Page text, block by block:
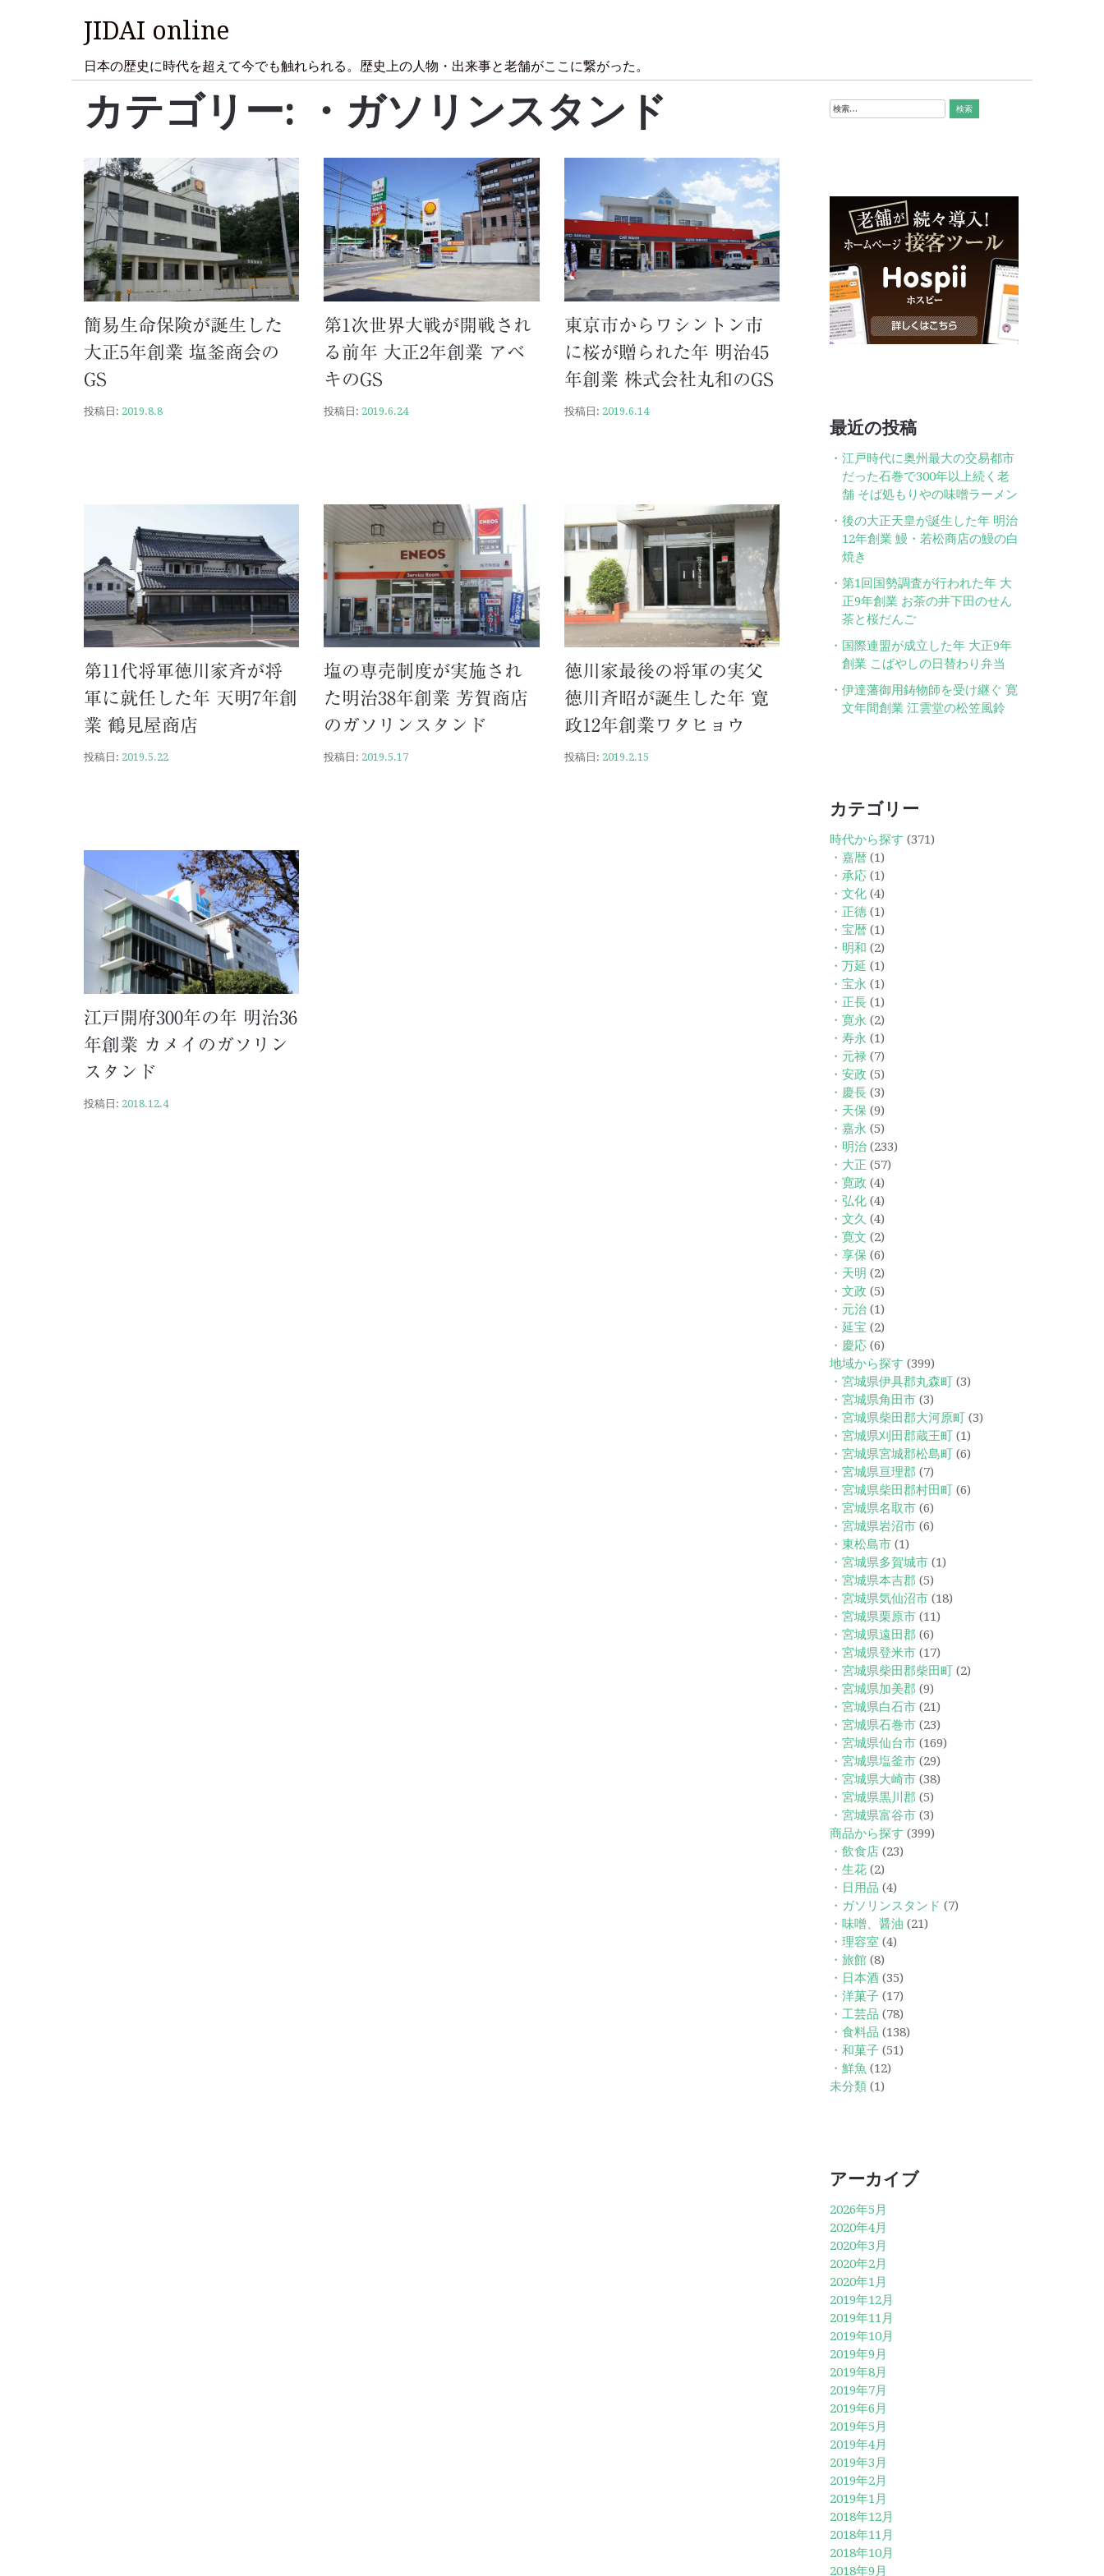
JIDAI online
日本の歴史に時代を超えて今でも触れられる。歴史上の人物・出来事と老舗がここに繋がった。
カテゴリー: ・ガソリンスタンド
簡易生命保険が誕生した
大正5年創業 塩釜商会の
GS
投稿日: 2019.8.8
第1次世界大戦が開戦され
る前年 大正2年創業 アベ
キのGS
投稿日: 2019.6.24
東京市からワシントン市
に桜が贈られた年 明治45
年創業 株式会社丸和のGS
投稿日: 2019.6.14
第11代将軍徳川家斉が将
軍に就任した年 天明7年創
業 鶴見屋商店
投稿日: 2019.5.22
塩の専売制度が実施され
た明治38年創業 芳賀商店
のガソリンスタンド
投稿日: 2019.5.17
徳川家最後の将軍の実父
徳川斉昭が誕生した年 寛
政12年創業ワタヒョウ
投稿日: 2019.2.15
江戸開府300年の年 明治36
年創業 カメイのガソリン
スタンド
投稿日: 2018.12.4
検
最近の投稿
江戸時代に奥州最大の交易都市
だった石巻で300年以上続く老
舗 そば処もりやの味噌ラーメン
後の大正天皇が誕生した年 明治
12年創業 鰻・若松商店の鰻の白
焼き
第1回国勢調査が行われた年 大
正9年創業 お茶の井下田のせん
茶と桜だんご
国際連盟が成立した年 大正9年
創業 こばやしの日替わり弁当
伊達藩御用鋳物師を受け継ぐ 寛
文年間創業 江雲堂の松笠風鈴
カテゴリー
時代から探す (371)
・嘉暦(1)
・承応(1)
・文化(4)
・正徳(1)
・宝暦(1)
・明和 (2)
・万延 (1)
・宝永 (1)
・正長(1)
・寛永 (2)
・寿永 (1)
・元禄(7)
・安政 (5)
・慶長(3)
・天保 (9)
・嘉永 (5)
・明治(233)
・大正 (57)
・寛政 (4)
・弘化(4)
・文久 (4)
・寛文 (2)
・享保 (6)
・天明 (2)
・文政 (5)
・元治(1)
・延宝 (2)
・慶応(6)
地域から探す (399)
・宮城県伊具郡丸森町(3)
・宮城県角田市(3)
・宮城県柴田郡大河原町(3)
・宮城県刈田郡蔵王町(1)
・宮城県宮城郡松島町(6)
・宮城県亘理郡 (7)
・宮城県柴田郡村田町(6)
・宮城県名取市(6)
・宮城県岩沼市(6)
・東松島市(1)
・宮城県多賀城市(1)
・宮城県本吉郡 (5)
・宮城県気仙沼市(18)
・宮城県栗原市(11)
・宮城県遠田郡 (6)
・宮城県登米市(17)
・宮城県柴田郡柴田町(2)
・宮城県加美郡 (9)
・宮城県白石市(21)
・宮城県石巻市(23)
・宮城県仙台市(169)
・宮城県塩釜市(29)
・宮城県大崎市(38)
・宮城県黒川郡 (5)
・宮城県富谷市(3)
商品から探す (399)
・飲食店(23)
・生花(2)
・日用品 (4)
・ガソリンスタンド (7)
・味噌、醤油 (21)
・理容室 (4)
・旅館(8)
・日本酒(35)
・洋菓子(17)
・工芸品 (78)
・食料品 (138)
・和菓子(51)
・鮮魚 (12)
未分類(1)
アーカイブ
2026年5月
2020年4月
2020年3月
2020年2月
2020年1月
2019年12月
2019年11月
2019年10月
2019年9月
2019年8月
2019年7月
2019年6月
2019年5月
2019年4月
2019年3月
2019年2月
2019年1月
2018年12月
2018年11月
2018年10月
2018年9月